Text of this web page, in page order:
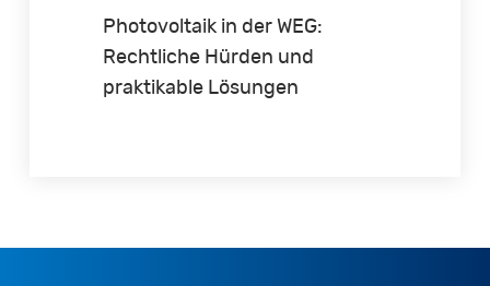
Photovoltaik in der WEG:
Rechtliche Hürden und
praktikable Lösungen